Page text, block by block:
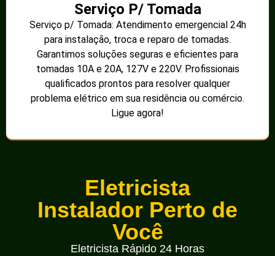
Serviço P/ Tomada
Serviço p/ Tomada: Atendimento emergencial 24h
para instalação, troca e reparo de tomadas.
Garantimos soluções seguras e eficientes para
tomadas 10A e 20A, 127V e 220V. Profissionais
qualificados prontos para resolver qualquer
problema elétrico em sua residência ou comércio.
Ligue agora!
Eletricista
Instalador Perto de
Você
Eletricista Rápido 24 Horas